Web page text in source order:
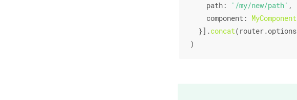
path : '/my/new/path' ,
component :
MyComponent
  }].
concat(router.options
)